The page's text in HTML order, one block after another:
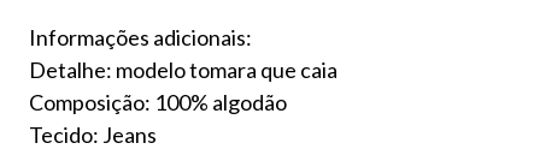
Informações adicionais:
Detalhe: modelo tomara que caia
Composição: 100% algodão
Tecido: Jeans